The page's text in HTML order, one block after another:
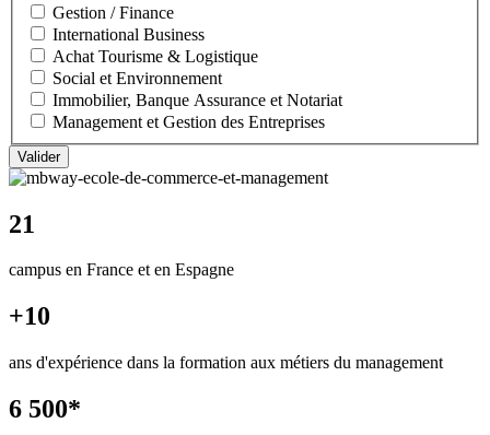
Gestion / Finance
International Business
Achat Tourisme & Logistique
Social et Environnement
Immobilier, Banque Assurance et Notariat
Management et Gestion des Entreprises
21
campus en France et en Espagne
+10
ans d'expérience dans la formation aux métiers du management
6 500*